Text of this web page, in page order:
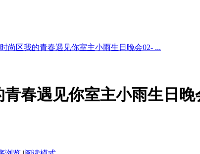
时尚区我的青春遇见你室主小雨生日晚会02- ...
春遇见你室主小雨生日晚